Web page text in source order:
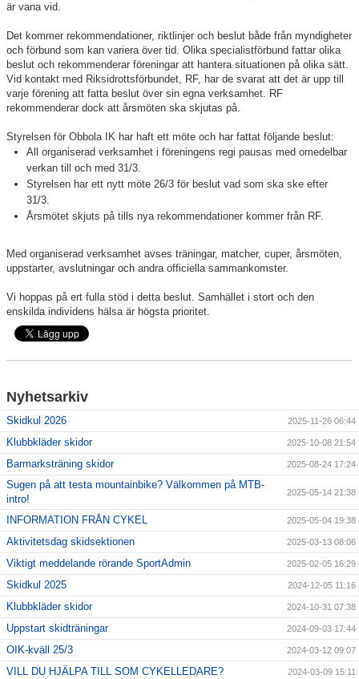
är vana vid.
Det kommer rekommendationer, riktlinjer och beslut både från myndigheter
och förbund som kan variera över tid. Olika specialistförbund fattar olika
beslut och rekommenderar föreningar att hantera situationen på olika sätt.
Vid kontakt med Riksidrottsförbundet, RF, har de svarat att det är upp till
varje förening att fatta beslut över sin egna verksamhet. RF
rekommenderar dock att årsmöten ska skjutas på.
Styrelsen för Obbola IK har haft ett möte och har fattat följande beslut:
All organiserad verksamhet i föreningens regi pausas med omedelbar
verkan till och med 31/3.
Styrelsen har ett nytt möte 26/3 för beslut vad som ska ske efter
31/3.
Årsmötet skjuts på tills nya rekommendationer kommer från RF.
Med organiserad verksamhet avses träningar, matcher, cuper, årsmöten,
uppstarter, avslutningar och andra officiella sammankomster.
Vi hoppas på ert fulla stöd i detta beslut. Samhället i stort och den
enskilda individens hälsa är högsta prioritet.
Nyhetsarkiv
Skidkul 2026 2025-11-26 06:44
Klubbkläder skidor 2025-10-08 21:54
Barmarksträning skidor 2025-08-24 17:24
Sugen på att testa mountainbike? Välkommen på MTB-
intro!
2025-05-14 21:38
INFORMATION FRÅN CYKEL 2025-05-04 19:38
Aktivitetsdag skidsektionen 2025-03-13 08:06
Viktigt meddelande rörande SportAdmin 2025-02-05 16:29
Skidkul 2025 2024-12-05 11:16
Klubbkläder skidor 2024-10-31 07:38
Uppstart skidträningar 2024-09-03 17:44
OIK-kväll 25/3 2024-03-12 09:07
VILL DU HJÄLPA TILL SOM CYKELLEDARE? 2024-03-09 15:11